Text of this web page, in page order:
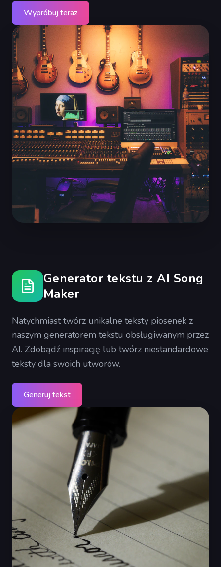
Wypróbuj teraz
Generator tekstu z AI Song
Maker
Natychmiast twórz unikalne teksty piosenek z
naszym generatorem tekstu obsługiwanym przez
AI. Zdobądź inspirację lub twórz niestandardowe
teksty dla swoich utworów.
Generuj tekst